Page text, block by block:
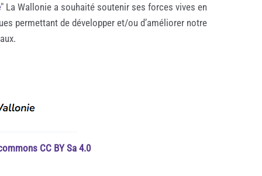
" La Wallonie a souhaité soutenir ses forces vives en
permettant de développer et/ou d’améliorer notre
CC BY Sa 4.0